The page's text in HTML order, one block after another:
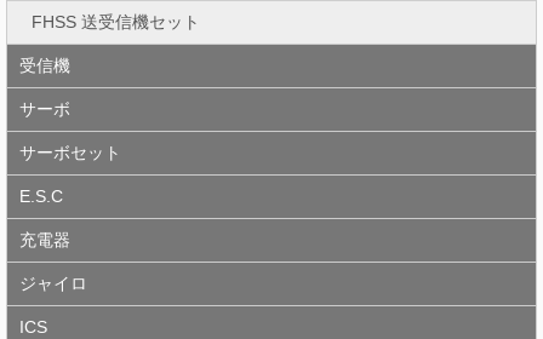
FHSS 送受信機セット
受信機
サーボ
サーボセット
E.S.C
充電器
ジャイロ
ICS